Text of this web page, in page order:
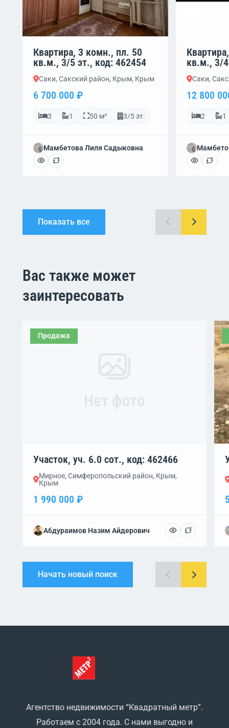
Квартира, 3 комн., пл. 50
кв.м., 3/5 эт., код: 462454
Саки, Сакский район, Крым, Крым
6 700 000 ₽
3 1 50 м² 3/5 эт.
Мамбетова Лиля Садыковна
кв.м., 3/
Саки,
12 800
2 1
Показать все
Вас также может
заинтересовать
Продажа
Участок, уч. 6.0 сот., код: 462466
Мирное, Симферопольский район, Крым,
Крым
1 990 000 ₽
Абдураимов Назим Айдерович
Начать новый поиск
Агентство недвижимости “Квадратный метр”.
Работаем с 2004 года. С нами выгодно и